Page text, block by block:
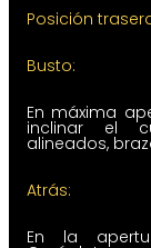
Posición
Busto:
En máxima
inclinar el
alineados,
Atrás:
En la